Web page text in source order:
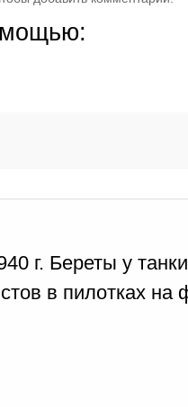
г. Береты у
в пилотках